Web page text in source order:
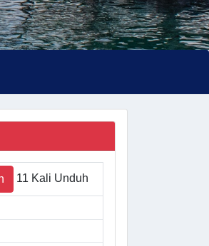
11 Kali Unduh